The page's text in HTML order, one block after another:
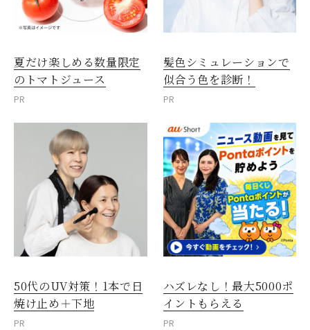
夏だけ楽しめる数量限定
のトマトジュース
PR
髪色シミュレーションで
似合う色を診断！
PR
50代のUV対策！1本で日
焼け止め＋下地
PR
ハズレなし！最大5000ポ
イントもらえる
PR